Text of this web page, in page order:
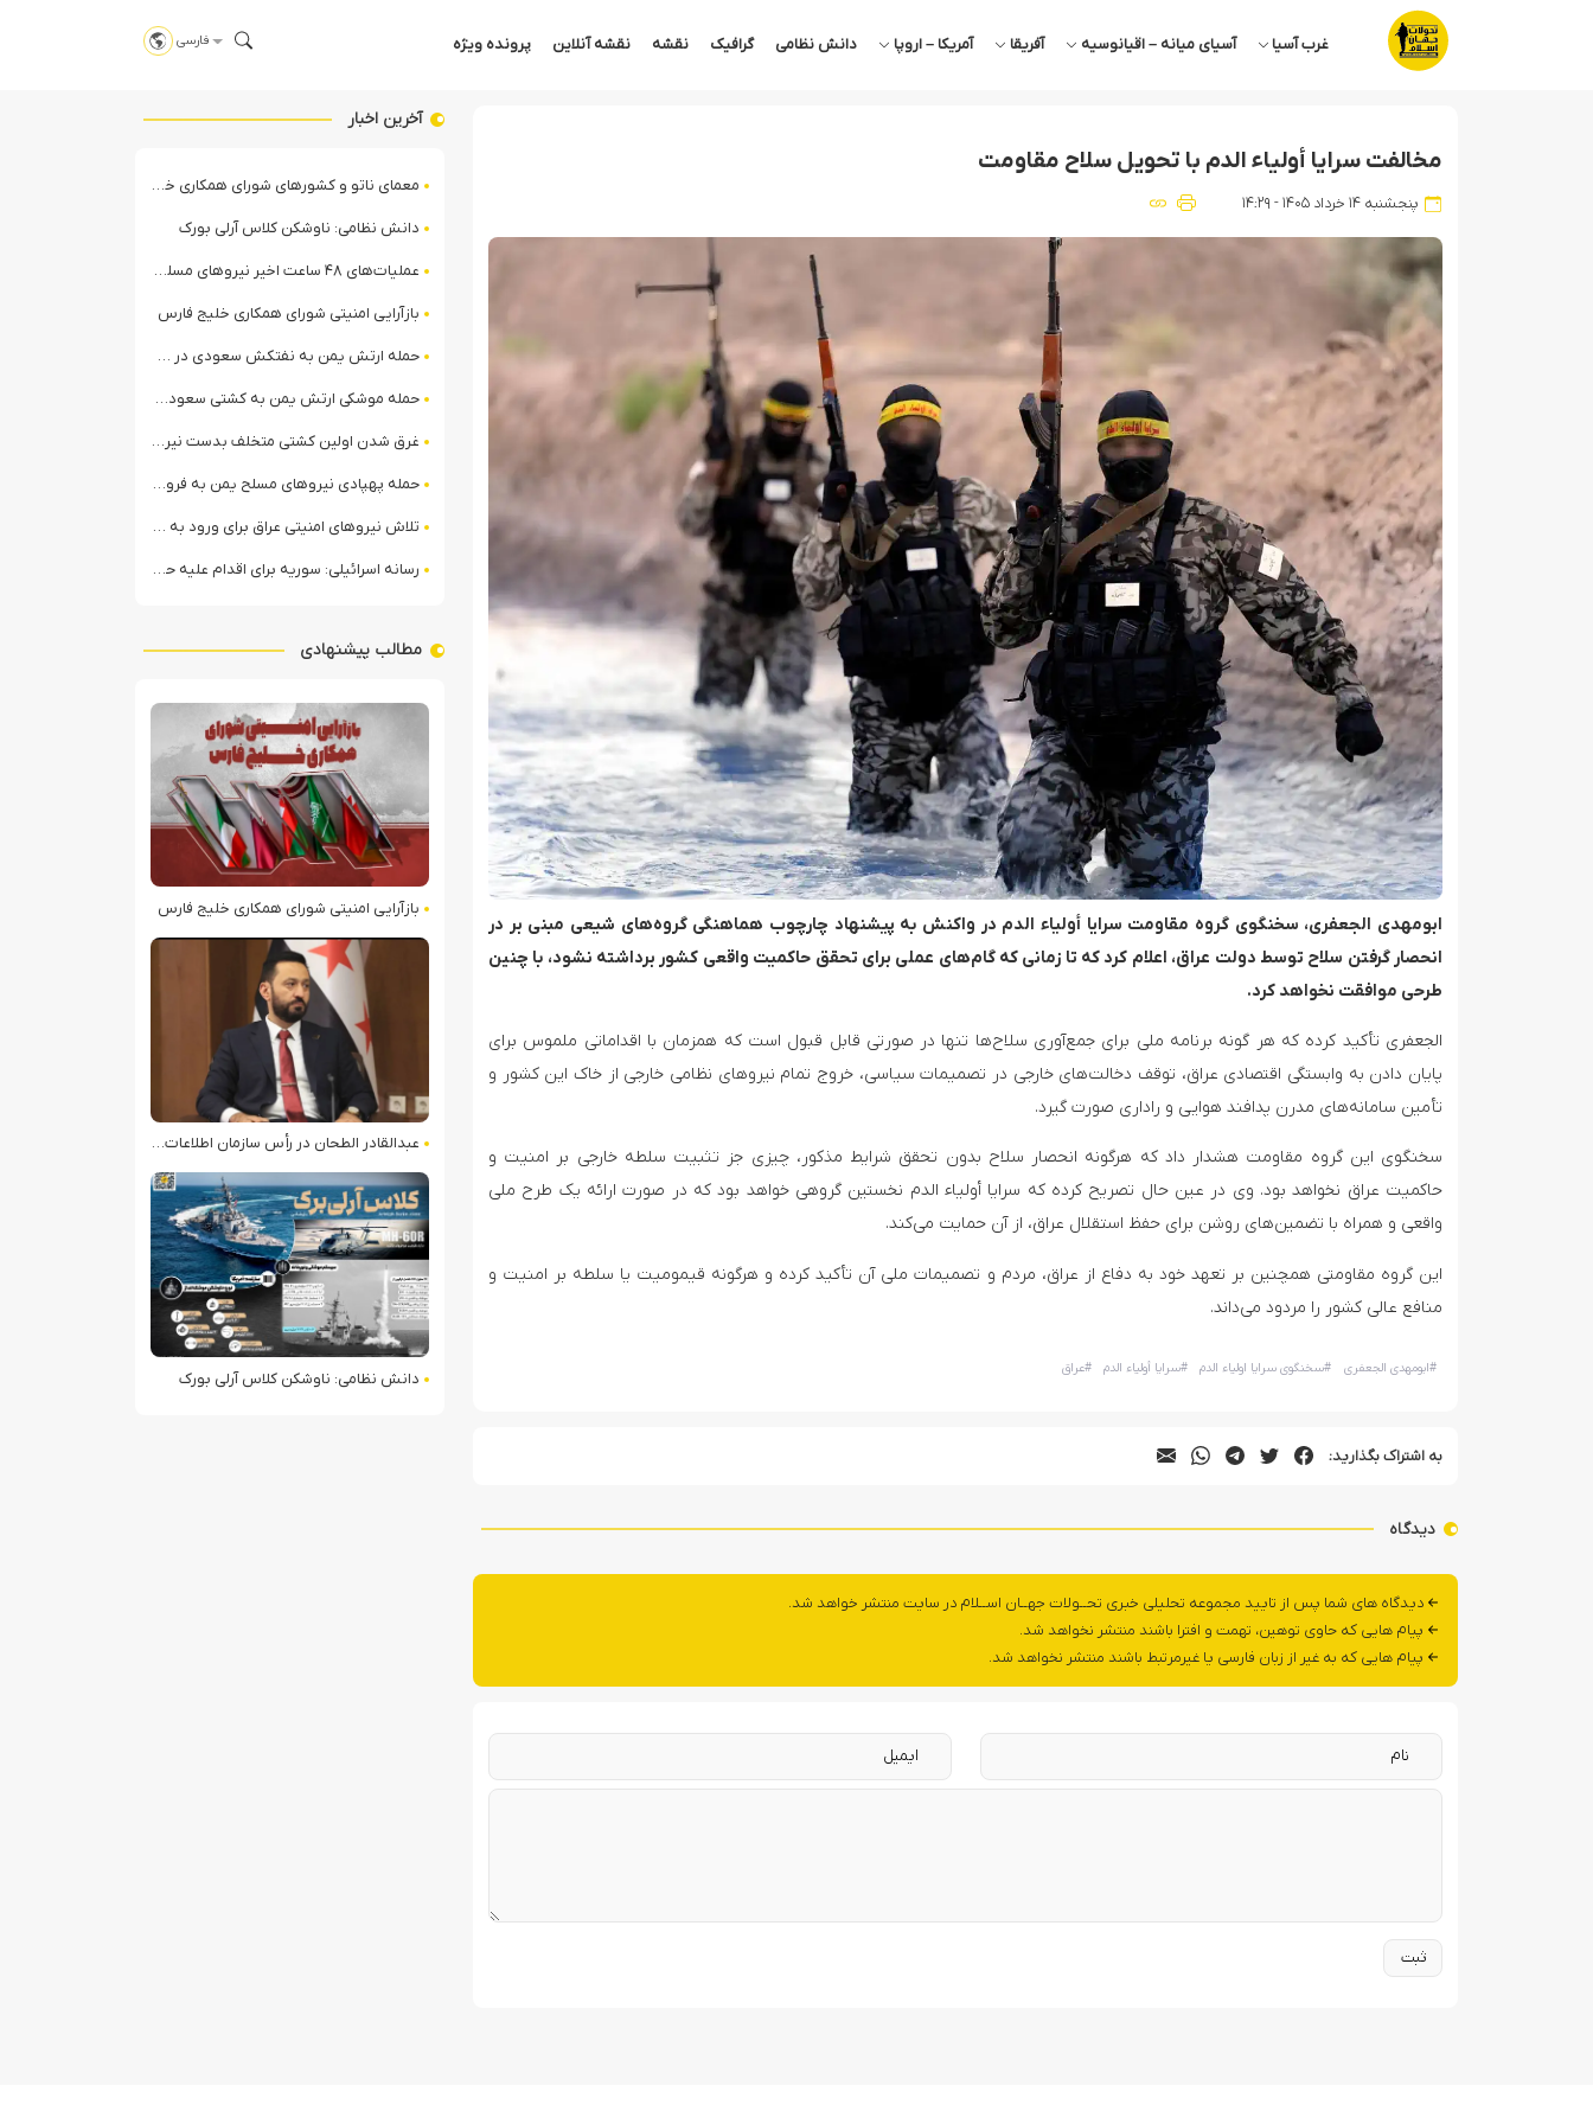
غرب آسیا آسیای میانه – اقیانوسیه آفریقا آمریکا – اروپا دانش نظامی گرافیک نقشه نقشه آنلاین پرونده ویژه فارسی
مخالفت سرایا أولیاء الدم با تحویل سلاح مقاومت
پنجشنبه ۱۴ خرداد ۱۴۰۵ - ۱۴:۲۹
ابومهدی الجعفری، سخنگوی گروه مقاومت سرایا أولیاء الدم در واکنش به پیشنهاد چارچوب هماهنگی گروه‌های شیعی مبنی بر در
انحصار گرفتن سلاح توسط دولت عراق، اعلام کرد که تا زمانی که گام‌های عملی برای تحقق حاکمیت واقعی کشور برداشته نشود، با چنین
طرحی موافقت نخواهد کرد.
الجعفری تأکید کرده که هر گونه برنامه ملی برای جمع‌آوری سلاح‌ها تنها در صورتی قابل قبول است که همزمان با اقداماتی ملموس برای
پایان دادن به وابستگی اقتصادی عراق، توقف دخالت‌های خارجی در تصمیمات سیاسی، خروج تمام نیروهای نظامی خارجی از خاک این کشور و
تأمین سامانه‌های مدرن پدافند هوایی و راداری صورت گیرد.
سخنگوی این گروه مقاومت هشدار داد که هرگونه انحصار سلاح بدون تحقق شرایط مذکور، چیزی جز تثبیت سلطه خارجی بر امنیت و
حاکمیت عراق نخواهد بود. وی در عین حال تصریح کرده که سرایا أولیاء الدم نخستین گروهی خواهد بود که در صورت ارائه یک طرح ملی
واقعی و همراه با تضمین‌های روشن برای حفظ استقلال عراق، از آن حمایت می‌کند.
این گروه مقاومتی همچنین بر تعهد خود به دفاع از عراق، مردم و تصمیمات ملی آن تأکید کرده و هرگونه قیمومیت یا سلطه بر امنیت و
منافع عالی کشور را مردود می‌داند.
#ابومهدی الجعفری #سخنگوی سرایا اولیاء الدم #سرایا أولیاء الدم #عراق
به اشتراک بگذارید:
دیدگاه
دیدگاه های شما پس از تایید مجموعه تحلیلی خبری تحــولات جهــان اســلام در سایت منتشر خواهد شد.
پیام هایی که حاوی توهین، تهمت و افترا باشند منتشر نخواهد شد.
پیام هایی که به غیر از زبان فارسی یا غیرمرتبط باشند منتشر نخواهد شد.
آخرین اخبار
معمای ناتو و کشورهای شورای همکاری خلیج فارس
دانش نظامی: ناوشکن کلاس آرلی بورک
عملیات‌های ۴۸ ساعت اخیر نیروهای مسلح یمن علیه ائتلاف سعودی + ویدیو
بازآرایی امنیتی شورای همکاری خلیج فارس
حمله ارتش یمن به نفتکش سعودی در خلیج عدن
حمله موشکی ارتش یمن به کشتی سعودی در شمال دریای سرخ
غرق شدن اولین کشتی متخلف بدست نیروی دریایی ارتش یمن
حمله پهپادی نیروهای مسلح یمن به فرودگاه نجران
تلاش نیروهای امنیتی عراق برای ورود به مقر مقاومت در حومه بغداد
رسانه اسرائیلی: سوریه برای اقدام علیه حزب‌الله در لبنان آماده می‌شود!
مطالب پیشنهادی
بازآرایی امنیتی شورای همکاری خلیج فارس
عبدالقادر الطحان در رأس سازمان اطلاعات سوریه؛ گمانه‌زنی‌ها درباره اختلافات در ساختار امنیتی
دانش نظامی: ناوشکن کلاس آرلی بورک